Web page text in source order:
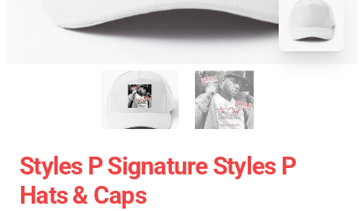
Styles P Signature Styles P
Hats & Caps